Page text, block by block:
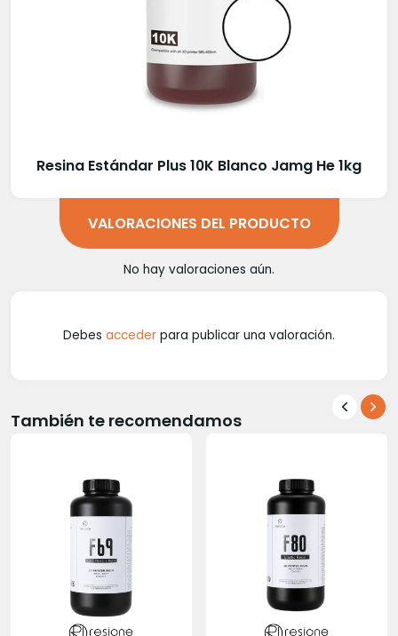
Resina Estándar Plus 10K Blanco Jamg He 1kg
VALORACIONES DEL PRODUCTO
No hay valoraciones aún.
Debes acceder para publicar una valoración.
También te recomendamos